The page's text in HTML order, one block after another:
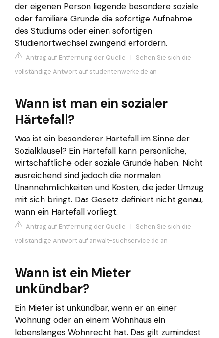
der eigenen Person liegende besondere soziale
oder familiäre Gründe die sofortige Aufnahme
des Studiums oder einen sofortigen
Studienortwechsel zwingend erfordern.
Antrag auf Entfernung der Quelle | Sehen Sie sich die
vollständige Antwort auf studentenwerke.de an
Wann ist man ein sozialer
Härtefall?
Was ist ein besonderer Härtefall im Sinne der
Sozialklausel? Ein Härtefall kann persönliche,
wirtschaftliche oder soziale Gründe haben. Nicht
ausreichend sind jedoch die normalen
Unannehmlichkeiten und Kosten, die jeder Umzug
mit sich bringt. Das Gesetz definiert nicht genau,
wann ein Härtefall vorliegt.
Antrag auf Entfernung der Quelle | Sehen Sie sich die
vollständige Antwort auf anwalt-suchservice.de an
Wann ist ein Mieter
unkündbar?
Ein Mieter ist unkündbar, wenn er an einer
Wohnung oder an einem Wohnhaus ein
lebenslanges Wohnrecht hat. Das gilt zumindest